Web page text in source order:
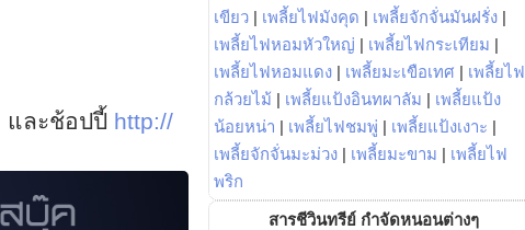
และช้อปปี้ http://
เขียว | เพลี้ยไฟมังคุด | เพลี้ยจักจั่นมันฝรั่ง |
เพลี้ยไฟหอมหัวใหญ่ | เพลี้ยไฟกระเทียม |
เพลี้ยไฟหอมแดง | เพลี้ยมะเขือเทศ | เพลี้ยไฟ
กล้วยไม้ | เพลี้ยแป้งอินทผาลัม | เพลี้ยแป้ง
น้อยหน่า | เพลี้ยไฟชมพู่ | เพลี้ยแป้งเงาะ |
เพลี้ยจักจั่นมะม่วง | เพลี้ยมะขาม | เพลี้ยไฟ
พริก
สารชีวินทรีย์ กำจัดหนอนต่างๆ